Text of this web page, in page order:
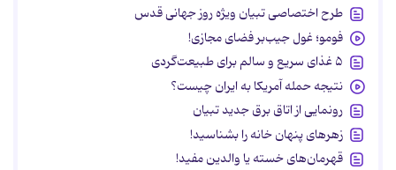
طرح اختصاصی تبیان ویژه روز جهانی قدس
فومو؛ غول جیب‌بر فضای مجازی!
۵ غذای سریع و سالم برای طبیعت‌گردی
نتیجه حمله آمریکا به ایران چیست؟
رونمایی از اتاق برق جدید تبیان
زهرهای پنهان خانه را بشناسید!
قهرمان‌های خسته یا والدین مفید!